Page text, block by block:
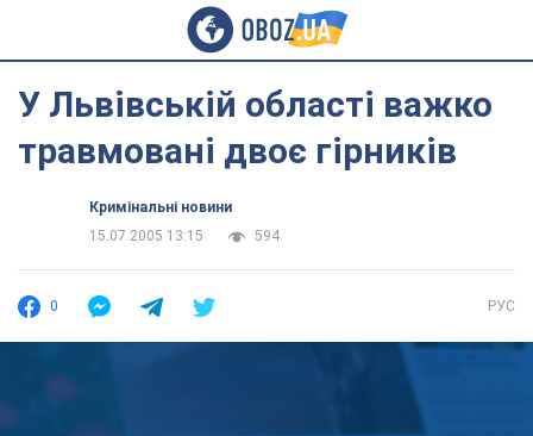
У Львівській області важко
травмовані двоє гірників
Кримінальні новини
15.07.2005 13:15
594
0 РУС